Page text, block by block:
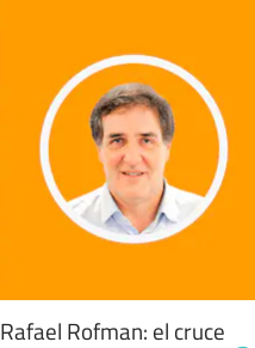
Rofman: el cruce